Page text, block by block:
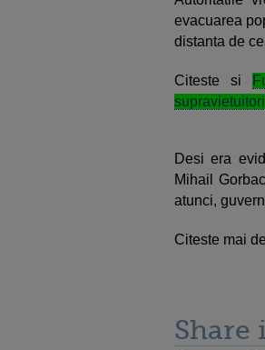
evacuarea
distanta de
Citeste si
Desi era
Mihail
atunci,
Citeste mai
Share